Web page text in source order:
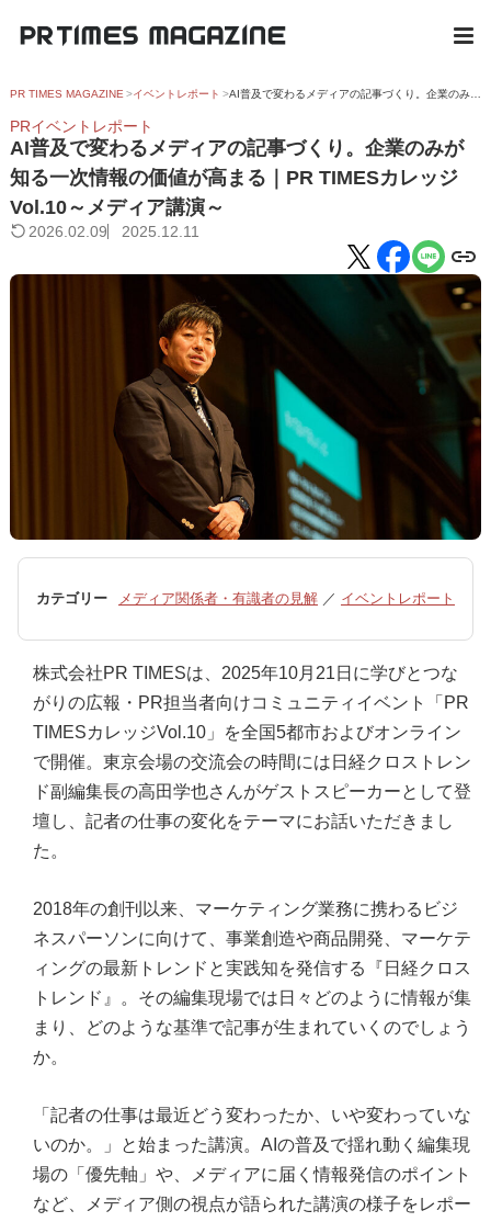
PR TIMES MAGAZINE イベントレポート AI普及で変わるメディアの記事づくり。企業のみが知る一次情報の価値が高まる｜PR TIMESカレッジVol.10～メディア講演～
PRイベントレポート
AI普及で変わるメディアの記事づくり。企業のみが
知る一次情報の価値が高まる｜PR TIMESカレッジ
Vol.10～メディア講演～
2026.02.09 2025.12.11
カテゴリー メディア関係者・有識者の見解 ／ イベントレポート
株式会社PR TIMESは、2025年10月21日に学びとつな
がりの広報・PR担当者向けコミュニティイベント「PR
TIMESカレッジVol.10」を全国5都市およびオンライン
で開催。東京会場の交流会の時間には日経クロストレン
ド副編集長の高田学也さんがゲストスピーカーとして登
壇し、記者の仕事の変化をテーマにお話いただきまし
た。
2018年の創刊以来、マーケティング業務に携わるビジ
ネスパーソンに向けて、事業創造や商品開発、マーケテ
ィングの最新トレンドと実践知を発信する『日経クロス
トレンド』。その編集現場では日々どのように情報が集
まり、どのような基準で記事が生まれていくのでしょう
か。
「記者の仕事は最近どう変わったか、いや変わっていな
いのか。」と始まった講演。AIの普及で揺れ動く編集現
場の「優先軸」や、メディアに届く情報発信のポイント
など、メディア側の視点が語られた講演の様子をレポー